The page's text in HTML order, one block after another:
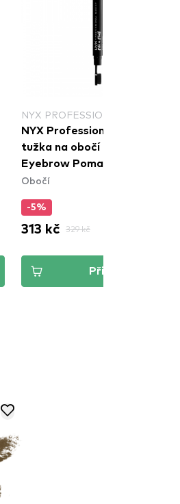
NYX PROFESSIONAL MAKEUP
NYX Professional Makeup
tužka na obočí - Fill & Fluff
Eyebrow Pomade Pencil -
Blonde (FFEP01)
Obočí
-5%
313 kč 329 kč
Přidat